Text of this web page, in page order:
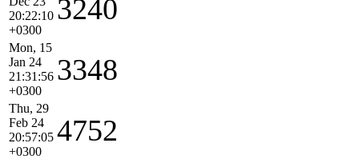
20:22:10
+0300
3240
Mon, 15
Jan 24
21:31:56
+0300
3348
Thu, 29
Feb 24
20:57:05
+0300
4752